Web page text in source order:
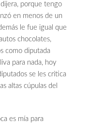
porque tengo
en menos de un
le fue igual que
chocolates,
como diputada
para nada, hoy
se les critica
altas cúpulas del
es mía para